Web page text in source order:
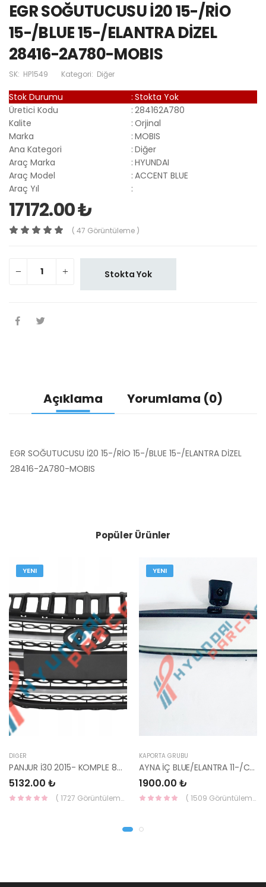
EGR SOĞUTUCUSU İ20 15-/RİO
15-/BLUE 15-/ELANTRA DİZEL
28416-2A780-MOBIS
SK: HP1549 Kategori: Diğer
Stok Durumu : Stokta Yok
Üretici Kodu
: 284162A780
Kalite
: Orjinal
Marka
: MOBIS
Ana Kategori
: Diğer
Araç Marka
: HYUNDAI
Araç Model
: ACCENT BLUE
Araç Yıl
:
17172.00 ₺
( 47 Görüntüleme )
Stokta Yok
Açıklama Yorumlama (0)
EGR SOĞUTUCUSU İ20 15-/RİO 15-/BLUE 15-/ELANTRA DİZEL
28416-2A780-MOBIS
Popüler Ürünler
YENI
DIĞER
PANJUR İ30 2015- KOMPLE 86350-A6800-YS
5132.00 ₺
( 1727 Görüntüleme )
YENI
KAPORTA GRUBU
AYNA İÇ BLUE/ELANTRA 11-/CEED 10-/RİO 12-/SPORTAGE 11- 85101-3X100-HMC
1900.00 ₺
( 1509 Görüntüleme )